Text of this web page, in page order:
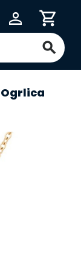
search
person shopping_cart
Ogrlica